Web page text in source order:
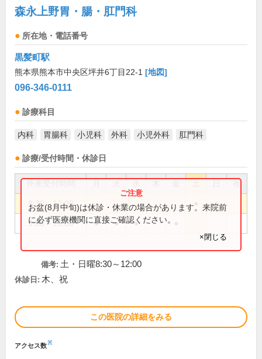
森永上野胃・腸・肛門科
所在地・電話番号
黒髪町駅
熊本県熊本市中央区坪井6丁目22-1 [地図]
096-346-0111
診療科目
内科 胃腸科 小児科 外科 小児外科 肛門科
診療/受付時間・休診日
祝
8:30～12:00 ●
9:30～19:00 ● ● ●
お盆(8月中旬)は休診・休業の場合があります。来院前
に必ず医療機関に直接ご確認ください。
×閉じる
備考: 土・日曜8:30～12:00
休診日: 木、祝
この医院の詳細をみる
アクセス数※